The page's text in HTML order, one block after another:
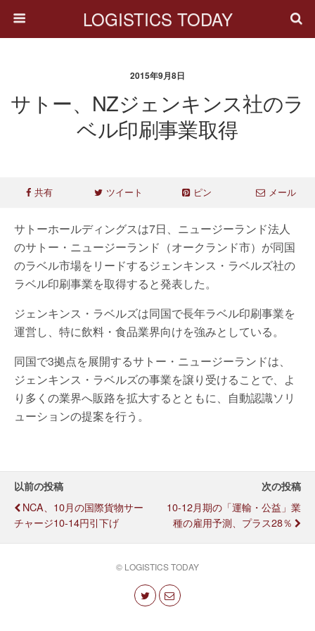
LOGISTICS TODAY
2015年9月8日
サトー、NZジェンキンス社のラ
ベル印刷事業取得
共有 ツイート ピン メール
サトーホールディングスは7日、ニュージーランド法人
のサトー・ニュージーランド（オークランド市）が同国
のラベル市場をリードするジェンキンス・ラベルズ社の
ラベル印刷事業を取得すると発表した。
ジェンキンス・ラベルズは同国で長年ラベル印刷事業を
運営し、特に飲料・食品業界向けを強みとしている。
同国で3拠点を展開するサトー・ニュージーランドは、
ジェンキンス・ラベルズの事業を譲り受けることで、よ
り多くの業界へ販路を拡大するとともに、自動認識ソリ
ューションの提案を行う。
以前の投稿
NCA、10月の国際貨物サー
チャージ10-14円引下げ
次の投稿
10-12月期の「運輸・公益」業
種の雇用予測、プラス28％
© LOGISTICS TODAY